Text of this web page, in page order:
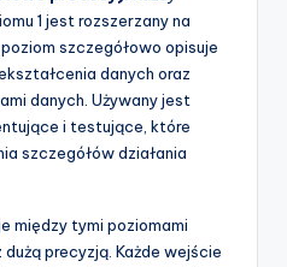
1 jest rozszerzany na
szczegółowo opisuje
danych oraz
danych. Używany jest
i testujące, które
szczegółów działania
między tymi poziomami
precyzją. Każde wejście